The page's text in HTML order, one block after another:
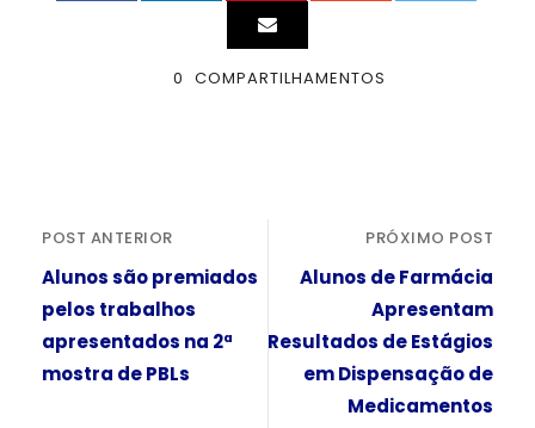
0 COMPARTILHAMENTOS
POST ANTERIOR
Alunos são premiados
pelos trabalhos
apresentados na 2ª
mostra de PBLs
PRÓXIMO POST
Alunos de Farmácia
Apresentam
Resultados de Estágios
em Dispensação de
Medicamentos